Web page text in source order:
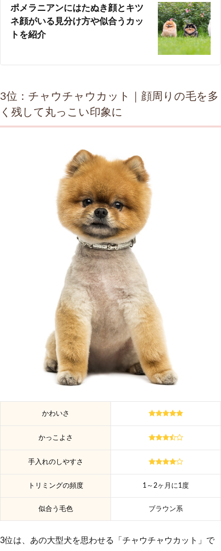
ポメラニアンにはたぬき顔とキツ
ネ顔がいる見分け方や似合うカッ
トを紹介
3位：チャウチャウカット｜顔周りの毛を多
く残して丸っこい印象に
かわいさ
かっこよさ
手入れのしやすさ
トリミングの頻度 1～2ヶ月に1度
似合う毛色 ブラウン系
3位は、あの大型犬を思わせる「チャウチャウカット」で